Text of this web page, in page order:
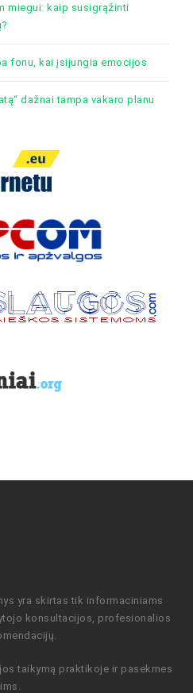
miegui: kaip susigrąžinti
fonu, kai įsijungia emocijos
dažnai tampa vakaro planu
yra skirtas tik informaciniams
konsultacijos, profesionalios
taikymą praktikoje ir pasekmes